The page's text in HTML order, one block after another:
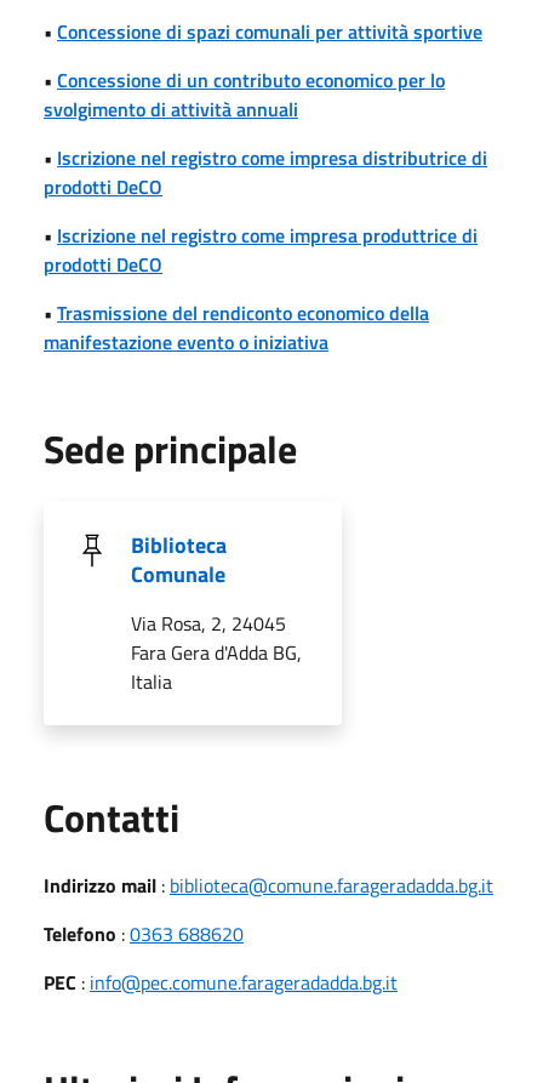
• Concessione di spazi comunali per attività sportive
• Concessione di un contributo economico per lo
svolgimento di attività annuali
• Iscrizione nel registro come impresa distributrice di
prodotti DeCO
• Iscrizione nel registro come impresa produttrice di
prodotti DeCO
• Trasmissione del rendiconto economico della
manifestazione evento o iniziativa
Sede principale
Biblioteca
Comunale
Via Rosa, 2, 24045
Fara Gera d'Adda BG,
Italia
Contatti
Indirizzo mail : biblioteca@comune.farageradadda.bg.it
Telefono :0363 688620
PEC : info@pec.comune.farageradadda.bg.it